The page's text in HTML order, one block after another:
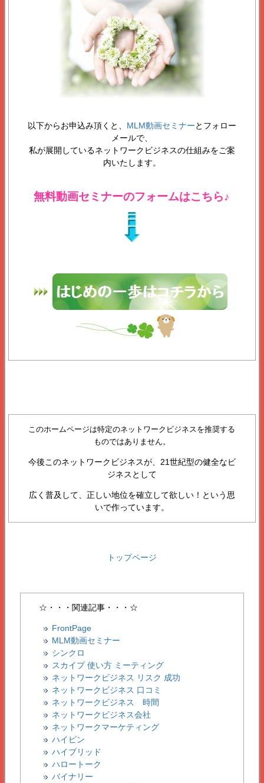
以下からお申込み頂くと、 MLM動画セミナーとフォロー
メールで、
私が展開しているネットワークビジネスの仕組みをご案
内いたします。
無料動画セミナーのフォームはこちら♪
このホームページは特定のネットワークビジネスを推奨する
ものではありません。
今後このネットワークビジネスが、21世紀型の健全なビ
ジネスとして
広く普及して、正しい地位を確立して欲しい！という思
いで作っています。
トップページ
☆・・・関連記事・・・☆
FrontPage
MLM動画セミナー
シンクロ
スカイプ 使い方 ミーティング
ネットワークビジネス リスク 成功
ネットワークビジネス 口コミ
ネットワークビジネス 時間
ネットワークビジネス会社
ネットワークマーケティング
ハイピン
ハイブリッド
ハロートーク
バイナリー